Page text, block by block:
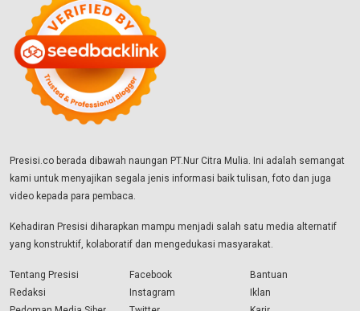
Presisi.co berada dibawah naungan PT.Nur Citra Mulia. Ini adalah semangat
kami untuk menyajikan segala jenis informasi baik tulisan, foto dan juga
video kepada para pembaca.
Kehadiran Presisi diharapkan mampu menjadi salah satu media alternatif
yang konstruktif, kolaboratif dan mengedukasi masyarakat.
Tentang Presisi
Redaksi
Facebook
Instagram
Bantuan
Iklan